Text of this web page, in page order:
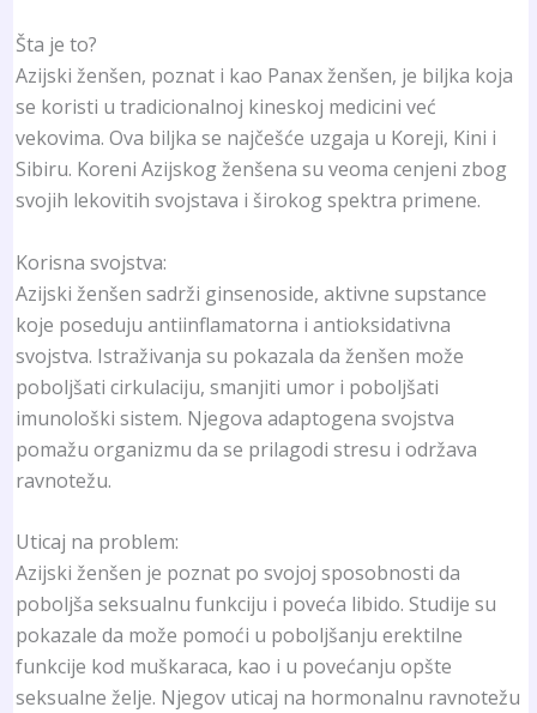
Šta je to?
Azijski ženšen, poznat i kao Panax ženšen, je biljka koja
se koristi u tradicionalnoj kineskoj medicini već
vekovima. Ova biljka se najčešće uzgaja u Koreji, Kini i
Sibiru. Koreni Azijskog ženšena su veoma cenjeni zbog
svojih lekovitih svojstava i širokog spektra primene.
Korisna svojstva:
Azijski ženšen sadrži ginsenoside, aktivne supstance
koje poseduju antiinflamatorna i antioksidativna
svojstva. Istraživanja su pokazala da ženšen može
poboljšati cirkulaciju, smanjiti umor i poboljšati
imunološki sistem. Njegova adaptogena svojstva
pomažu organizmu da se prilagodi stresu i održava
ravnotežu.
Uticaj na problem:
Azijski ženšen je poznat po svojoj sposobnosti da
poboljša seksualnu funkciju i poveća libido. Studije su
pokazale da može pomoći u poboljšanju erektilne
funkcije kod muškaraca, kao i u povećanju opšte
seksualne želje. Njegov uticaj na hormonalnu ravnotežu